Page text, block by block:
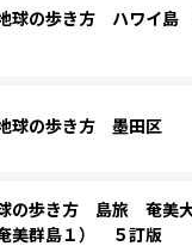
球の歩き方 ハワイ島
球の歩き方 墨田区
の歩き方 島旅 奄美
美群島１） ５訂版